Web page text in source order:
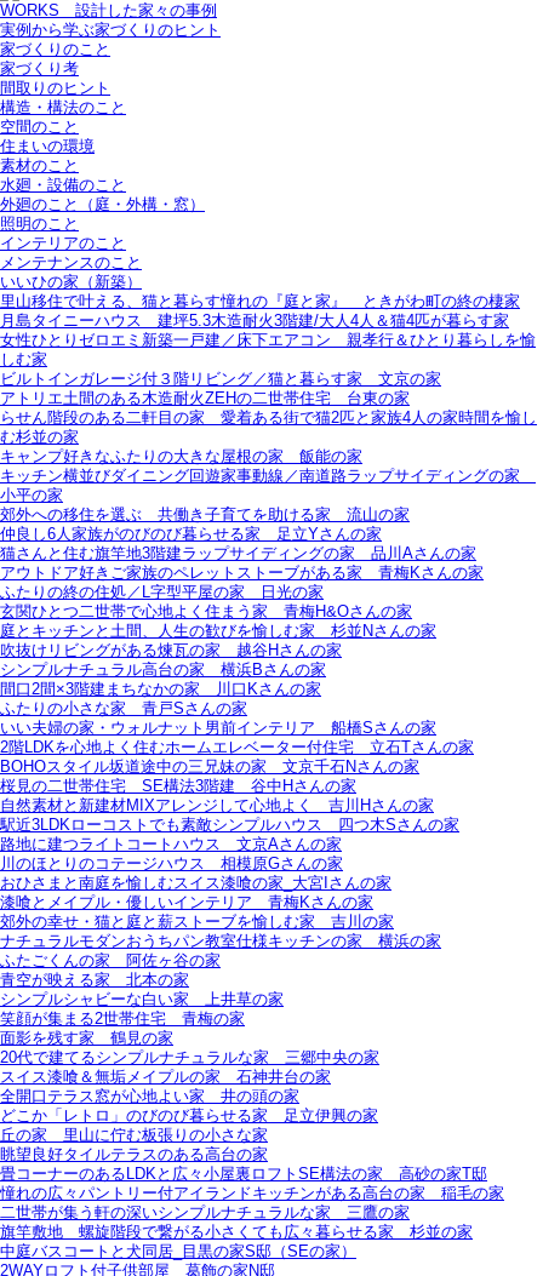
WORKS＿設計した家々の事例
実例から学ぶ家づくりのヒント
家づくりのこと
家づくり考
間取りのヒント
構造・構法のこと
空間のこと
住まいの環境
素材のこと
水廻・設備のこと
外廻のこと（庭・外構・窓）
照明のこと
インテリアのこと
メンテナンスのこと
いいひの家（新築）
里山移住で叶える、猫と暮らす憧れの『庭と家』＿ときがわ町の終の棲家
月島タイニーハウス＿建坪5.3木造耐火3階建/大人4人＆猫4匹が暮らす家
女性ひとりゼロエミ新築一戸建／床下エアコン＿親孝行＆ひとり暮らしを愉
しむ家
ビルトインガレージ付３階リビング／猫と暮らす家＿文京の家
アトリエ土間のある木造耐火ZEHの二世帯住宅＿台東の家
らせん階段のある二軒目の家＿愛着ある街で猫2匹と家族4人の家時間を愉し
む杉並の家
キャンプ好きなふたりの大きな屋根の家＿飯能の家
キッチン横並びダイニング回遊家事動線／南道路ラップサイディングの家＿
小平の家
郊外への移住を選ぶ＿共働き子育てを助ける家＿流山の家
仲良し6人家族がのびのび暮らせる家＿足立Yさんの家
猫さんと住む旗竿地3階建ラップサイディングの家＿品川Aさんの家
アウトドア好きご家族のペレットストーブがある家＿青梅Kさんの家
ふたりの終の住処／L字型平屋の家＿日光の家
玄関ひとつ二世帯で心地よく住まう家＿青梅H&Oさんの家
庭とキッチンと土間、人生の歓びを愉しむ家＿杉並Nさんの家
吹抜けリビングがある煉瓦の家＿越谷Hさんの家
シンプルナチュラル高台の家＿横浜Bさんの家
間口2間×3階建まちなかの家＿川口Kさんの家
ふたりの小さな家＿青戸Sさんの家
いい夫婦の家・ウォルナット男前インテリア＿船橋Sさんの家
2階LDKを心地よく住むホームエレベーター付住宅＿立石Tさんの家
BOHOスタイル坂道途中の三兄妹の家＿文京千石Nさんの家
桜見の二世帯住宅＿SE構法3階建＿谷中Hさんの家
自然素材と新建材MIXアレンジして心地よく＿吉川Hさんの家
駅近3LDKローコストでも素敵シンプルハウス＿四つ木Sさんの家
路地に建つライトコートハウス＿文京Aさんの家
川のほとりのコテージハウス＿相模原Gさんの家
おひさまと南庭を愉しむスイス漆喰の家_大宮Iさんの家
漆喰とメイプル・優しいインテリア＿青梅Kさんの家
郊外の幸せ・猫と庭と薪ストーブを愉しむ家＿吉川の家
ナチュラルモダンおうちパン教室仕様キッチンの家＿横浜の家
ふたごくんの家＿阿佐ヶ谷の家
青空が映える家＿北本の家
シンプルシャビーな白い家＿上井草の家
笑顔が集まる2世帯住宅＿青梅の家
面影を残す家＿鶴見の家
20代で建てるシンプルナチュラルな家＿三郷中央の家
スイス漆喰＆無垢メイプルの家＿石神井台の家
全開口テラス窓が心地よい家＿井の頭の家
どこか「レトロ」のびのび暮らせる家＿足立伊興の家
丘の家＿里山に佇む板張りの小さな家
眺望良好タイルテラスのある高台の家
畳コーナーのあるLDKと広々小屋裏ロフトSE構法の家＿高砂の家T邸
憧れの広々パントリー付アイランドキッチンがある高台の家＿稲毛の家
二世帯が集う軒の深いシンプルナチュラルな家＿三鷹の家
旗竿敷地＿螺旋階段で繋がる小さくても広々暮らせる家＿杉並の家
中庭バスコートと犬同居_目黒の家S邸（SEの家）
2WAYロフト付子供部屋＿葛飾の家N邸